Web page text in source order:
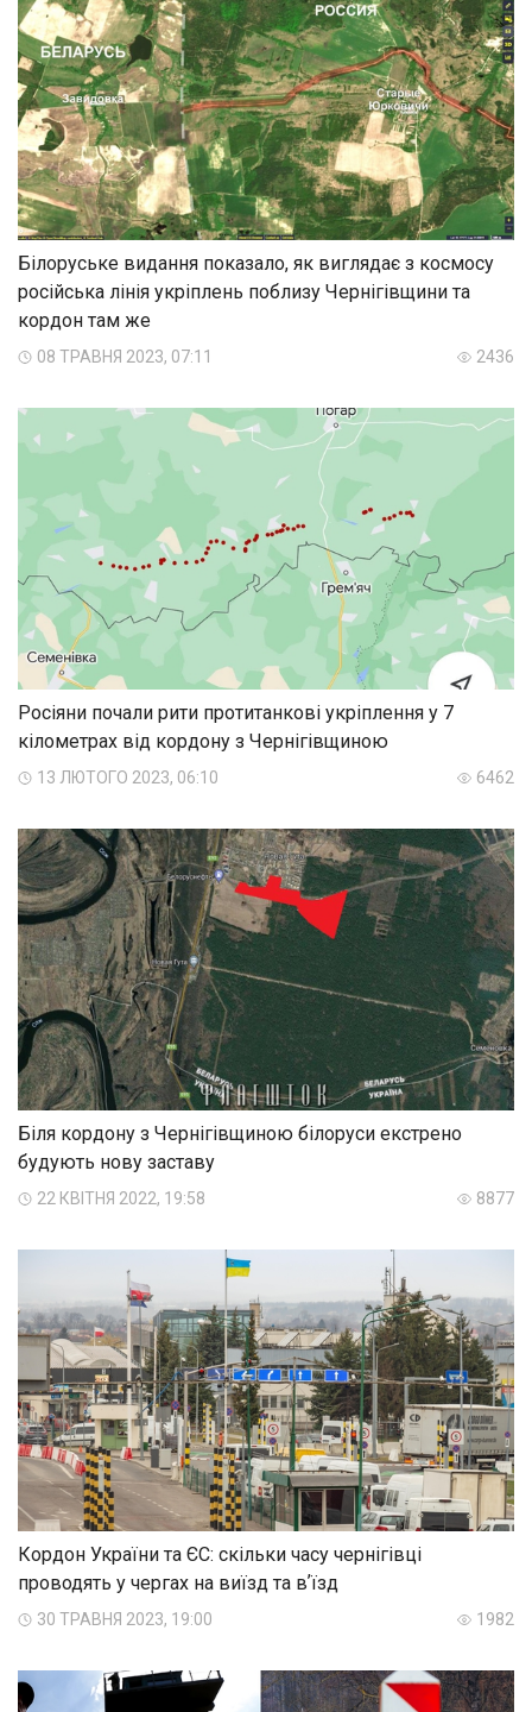
Білоруське видання показало, як виглядає з космосу
російська лінія укріплень поблизу Чернігівщини та
кордон там же
08 ТРАВНЯ 2023, 07:11 2436
Росіяни почали рити протитанкові укріплення у 7
кілометрах від кордону з Чернігівщиною
13 ЛЮТОГО 2023, 06:10 6462
Біля кордону з Чернігівщиною білоруси екстрено
будують нову заставу
22 КВІТНЯ 2022, 19:58 8877
Кордон України та ЄС: скільки часу чернігівці
проводять у чергах на виїзд та вʼїзд
30 ТРАВНЯ 2023, 19:00 1982